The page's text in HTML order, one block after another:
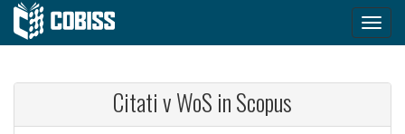
Citati v WoS in Scopus